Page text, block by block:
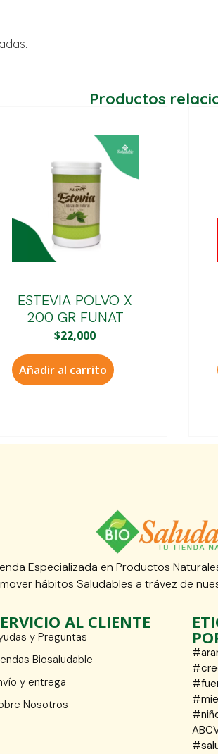
Productos
ESTEVIA POLVO X
200 GR FUNAT
$22,000
Añadir al carrito
Especializada en Productos
hábitos Saludables a trávez de
AL CLIENTE
y Preguntas
Biosaludable
y entrega
Nosotros